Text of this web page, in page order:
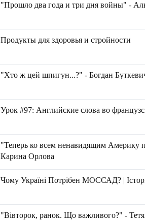
"Прошло два года и три дня войны" -
Продукты для здоровья и стройности
"Хто ж цей шпигун...?" - Богдан
Урок #97: Английские слова во
"Теперь ко всем ненавидящим Америку
Карина Орлова
Чому Україні Потрібен МОССАД? |
"Вівторок, ранок. Що важливого?" -